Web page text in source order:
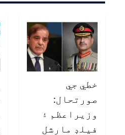
خطي جي
صورتحال:
وزيراعظم ۽
فيلڊ مارشل